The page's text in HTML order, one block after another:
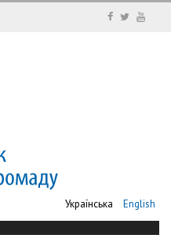
Українська English